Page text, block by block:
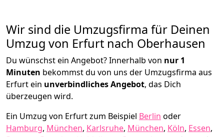
Wir sind die Umzugsfirma für Deinen
Umzug von Erfurt nach Oberhausen
Du wünschst ein Angebot? Innerhalb von nur 1
Minuten bekommst du von uns der Umzugsfirma aus
Erfurt ein unverbindliches Angebot, das Dich
überzeugen wird.
Ein Umzug von Erfurt zum Beispiel Berlin oder
Hamburg, München, Karlsruhe, München, Köln, Essen,